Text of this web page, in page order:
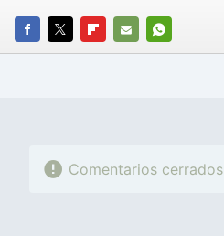
FACEBOOK
TWITTERFLIPBOARD
E-
WHATSAPP
Comentarios cerrados